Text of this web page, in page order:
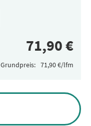
Grundpreis: